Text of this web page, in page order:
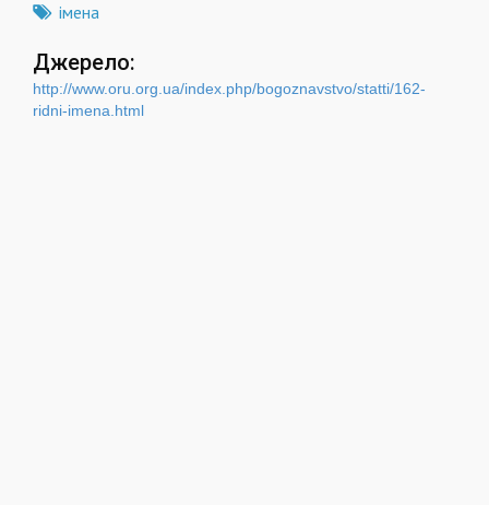
імена
Джерело:
http://www.oru.org.ua/index.php/bogoznavstvo/statti/162-
ridni-imena.html